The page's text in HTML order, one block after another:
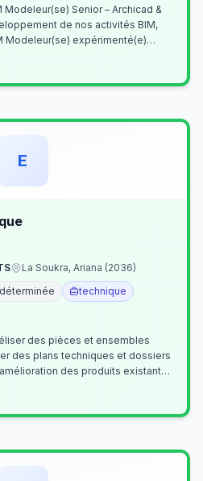
Modeleur(se) Senior – Archicad &
Modeleur(se) expérimenté(e)
E
La Soukra, Ariana (2036)
technique
des pièces et ensembles
des plans techniques et dossiers
des produits existants